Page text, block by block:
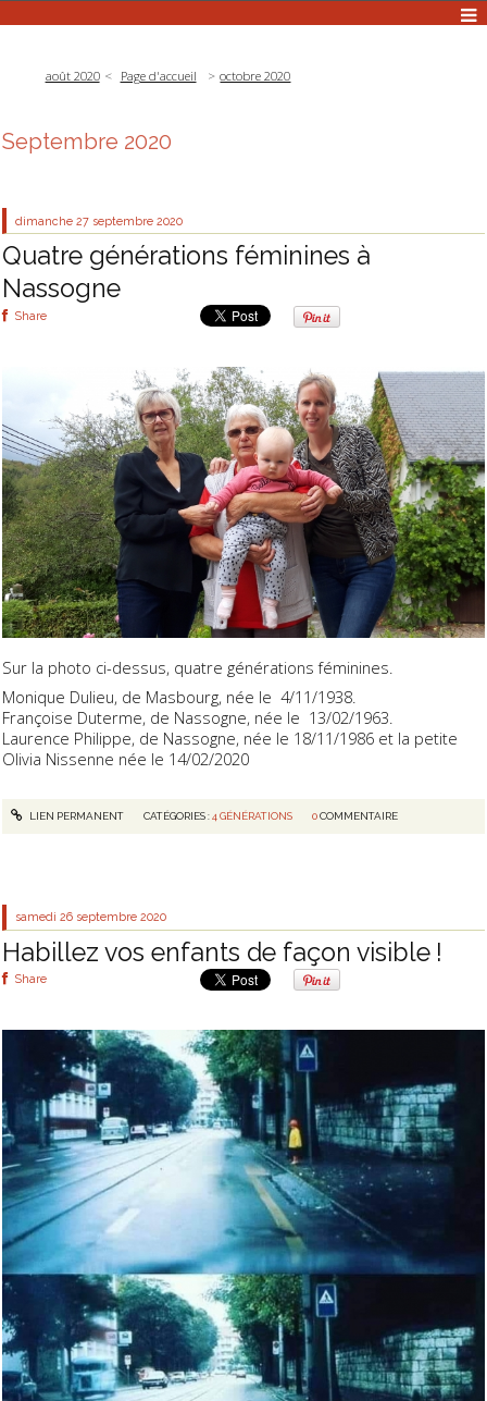
août 2020 Page d'accueil octobre 2020
Septembre 2020
dimanche 27 septembre 2020
Quatre générations féminines à
Nassogne
Share
Sur la photo ci-dessus, quatre générations féminines.
Monique Dulieu, de Masbourg, née le 4/11/1938.
Françoise Duterme, de Nassogne, née le 13/02/1963.
Laurence Philippe, de Nassogne, née le 18/11/1986 et la petite
Olivia Nissenne née le 14/02/2020
LIEN PERMANENT CATÉGORIES :4 GÉNÉRATIONS 0COMMENTAIRE
samedi 26 septembre 2020
Habillez vos enfants de façon visible !
Share